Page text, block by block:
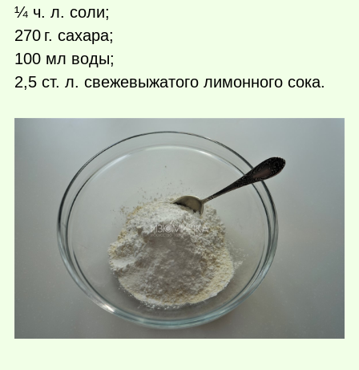
¼ ч. л. соли;
270 г. сахара;
100 мл воды;
2,5 ст. л. свежевыжатого лимонного сока.